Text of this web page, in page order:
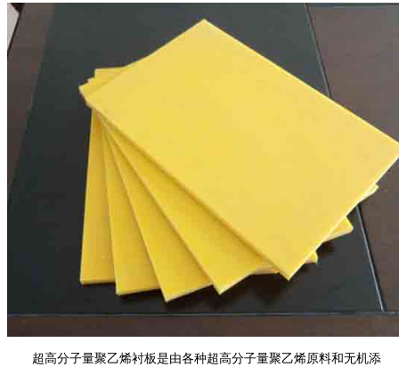
超高分子量聚乙烯衬板是由各种超高分子量聚乙烯原料和无机添